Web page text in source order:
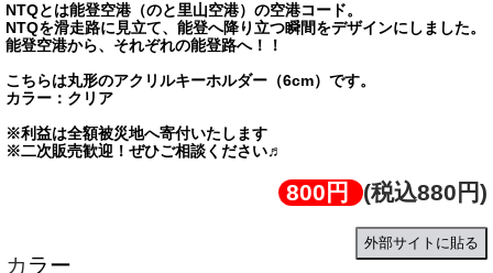
NTQとは能登空港（のと里山空港）の空港コード。
NTQを滑走路に見立て、能登へ降り立つ瞬間をデザインにしました。
能登空港から、それぞれの能登路へ！！
こちらは丸形のアクリルキーホルダー（6cm）です。
カラー：クリア
※利益は全額被災地へ寄付いたします
※二次販売歓迎！ぜひご相談ください♬
800円 (税込880円)
外部サイトに貼る
カラー